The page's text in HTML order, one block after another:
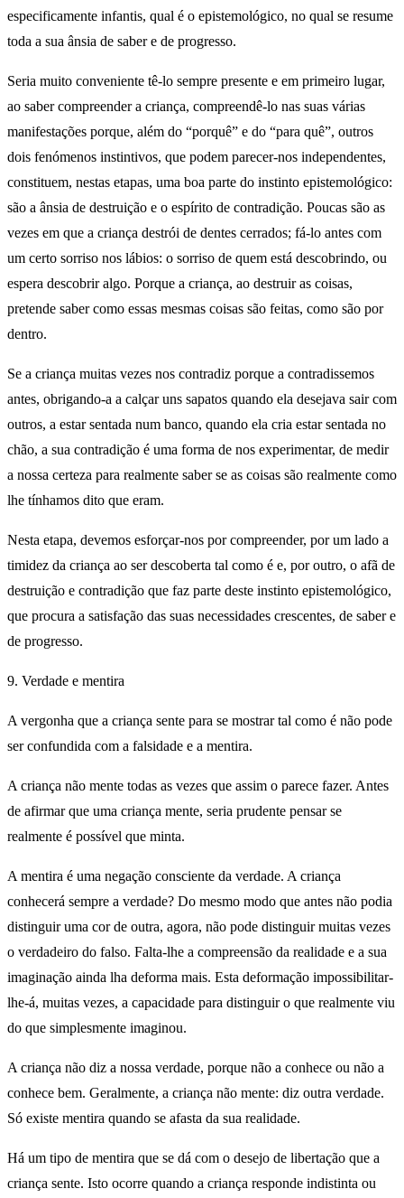
especificamente infantis, qual é o epistemológico, no qual se resume
toda a sua ânsia de saber e de progresso.
Seria muito conveniente tê-lo sempre presente e em primeiro lugar,
ao saber compreender a criança, compreendê-lo nas suas várias
manifestações porque, além do “porquê” e do “para quê”, outros
dois fenómenos instintivos, que podem parecer-nos independentes,
constituem, nestas etapas, uma boa parte do instinto epistemológico:
são a ânsia de destruição e o espírito de contradição. Poucas são as
vezes em que a criança destrói de dentes cerrados; fá-lo antes com
um certo sorriso nos lábios: o sorriso de quem está descobrindo, ou
espera descobrir algo. Porque a criança, ao destruir as coisas,
pretende saber como essas mesmas coisas são feitas, como são por
dentro.
Se a criança muitas vezes nos contradiz porque a contradissemos
antes, obrigando-a a calçar uns sapatos quando ela desejava sair com
outros, a estar sentada num banco, quando ela cria estar sentada no
chão, a sua contradição é uma forma de nos experimentar, de medir
a nossa certeza para realmente saber se as coisas são realmente como
lhe tínhamos dito que eram.
Nesta etapa, devemos esforçar-nos por compreender, por um lado a
timidez da criança ao ser descoberta tal como é e, por outro, o afã de
destruição e contradição que faz parte deste instinto epistemológico,
que procura a satisfação das suas necessidades crescentes, de saber e
de progresso.
9. Verdade e mentira
A vergonha que a criança sente para se mostrar tal como é não pode
ser confundida com a falsidade e a mentira.
A criança não mente todas as vezes que assim o parece fazer. Antes
de afirmar que uma criança mente, seria prudente pensar se
realmente é possível que minta.
A mentira é uma negação consciente da verdade. A criança
conhecerá sempre a verdade? Do mesmo modo que antes não podia
distinguir uma cor de outra, agora, não pode distinguir muitas vezes
o verdadeiro do falso. Falta-lhe a compreensão da realidade e a sua
imaginação ainda lha deforma mais. Esta deformação impossibilitar-
lhe-á, muitas vezes, a capacidade para distinguir o que realmente viu
do que simplesmente imaginou.
A criança não diz a nossa verdade, porque não a conhece ou não a
conhece bem. Geralmente, a criança não mente: diz outra verdade.
Só existe mentira quando se afasta da sua realidade.
Há um tipo de mentira que se dá com o desejo de libertação que a
criança sente. Isto ocorre quando a criança responde indistinta ou